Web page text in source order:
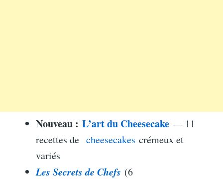
Nouveau : L’art du Cheesecake — 11
recettes de cheesecakes crémeux et
variés
Les Secrets de Chefs (6